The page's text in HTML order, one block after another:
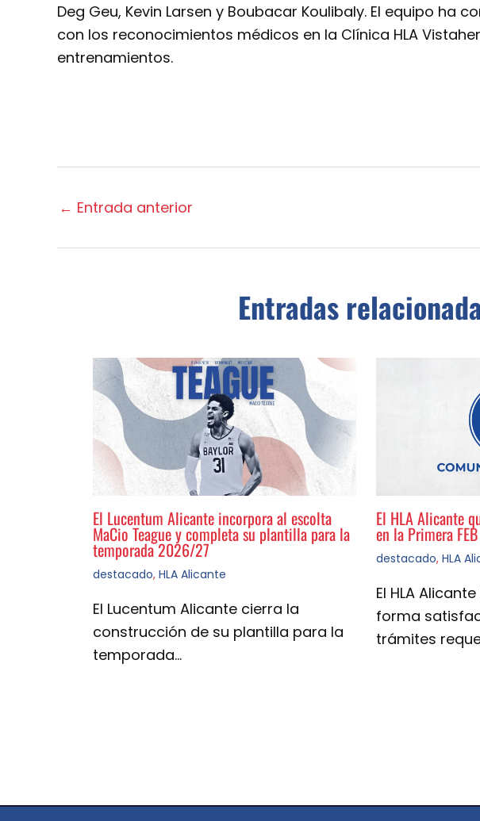
Deg Geu, Kevin Larsen y Boubacar Koulibaly. El equipo ha
con los reconocimientos médicos en la Clínica HLA
entrenamientos.
← Entrada anterior
Entradas
El Lucentum Alicante incorpora al escolta
MaCio Teague y completa su plantilla para la
temporada 2026/27
destacado, HLA Alicante
El Lucentum Alicante cierra la
construcción de su plantilla para la
temporada…
El HLA Alicante
en la Primera
destacado, HLA
El HLA
forma
trámites